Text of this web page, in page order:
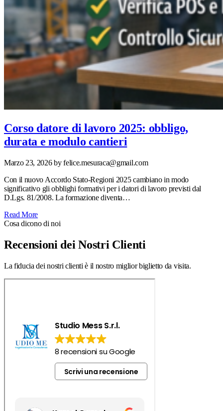
Corso datore di lavoro 2025: obbligo,
durata e modulo cantieri
Marzo 23, 2026by felice.mesuraca@gmail.com
Con il nuovo Accordo Stato-Regioni 2025 cambiano in modo
significativo gli obblighi formativi per i datori di lavoro previsti dal
D.Lgs. 81/2008. La formazione diventa…
Read More
Cosa dicono di noi
Recensioni dei Nostri Clienti
La fiducia dei nostri clienti è il nostro miglior biglietto da visita.